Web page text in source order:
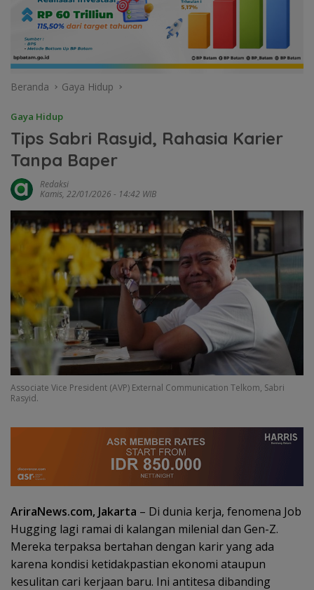
Beranda Gaya Hidup
Gaya Hidup
Tips Sabri Rasyid, Rahasia Karier
Tanpa Baper
Redaksi
Kamis, 22/01/2026 - 14:42 WIB
Associate Vice President (AVP) External Communication Telkom, Sabri
Rasyid.
AriraNews.com, Jakarta – Di dunia kerja, fenomena Job
Hugging lagi ramai di kalangan milenial dan Gen-Z.
Mereka terpaksa bertahan dengan karir yang ada
karena kondisi ketidakpastian ekonomi ataupun
kesulitan cari kerjaan baru. Ini antitesa dibanding